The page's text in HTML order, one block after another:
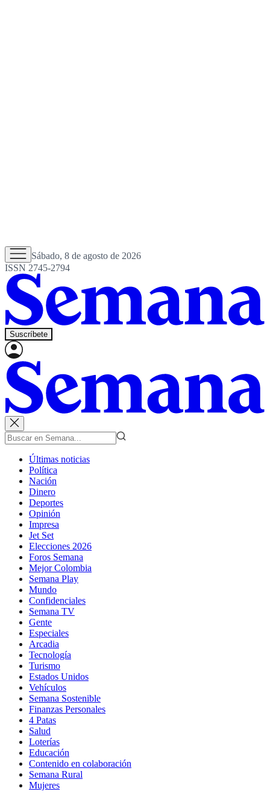
Sábado, 8 de agosto de 2026
ISSN 2745-2794
Suscríbete
Últimas noticias
Política
Nación
Dinero
Deportes
Opinión
Impresa
Jet Set
Elecciones 2026
Foros Semana
Mejor Colombia
Semana Play
Mundo
Confidenciales
Semana TV
Gente
Especiales
Arcadia
Tecnología
Turismo
Estados Unidos
Vehículos
Semana Sostenible
Finanzas Personales
4 Patas
Salud
Loterías
Educación
Contenido en colaboración
Semana Rural
Mujeres